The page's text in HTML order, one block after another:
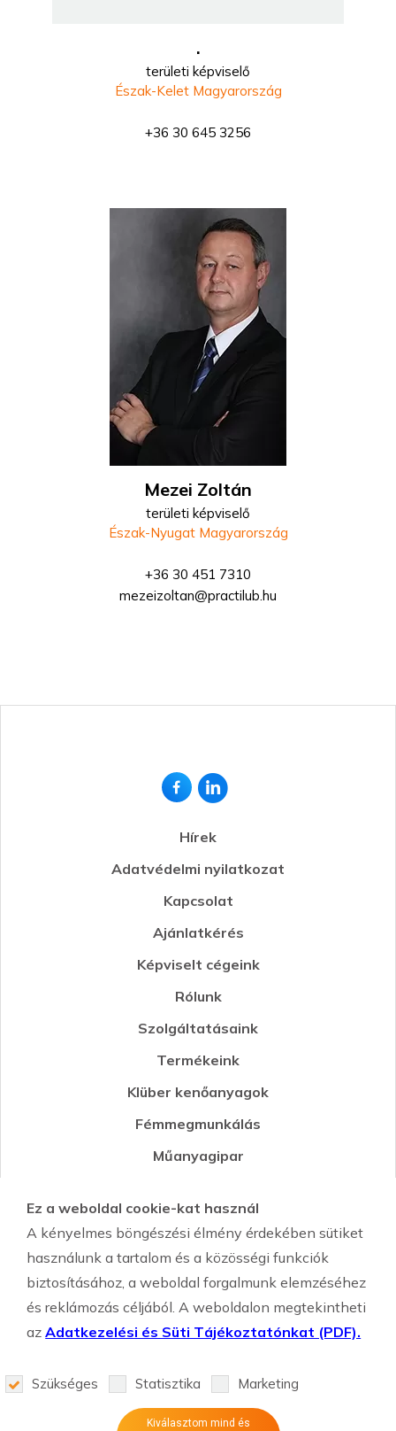
Ez a weboldal cookie-kat használ
A kényelmes böngészési élmény érdekében sütiket
használunk a tartalom és a közösségi funkciók
biztosításához, a weboldal forgalmunk elemzéséhez
és reklámozás céljából. A weboldalon megtekintheti
azAdatkezelési és Süti Tájékoztatónkat (PDF).
Szükséges Statisztika Marketing
Kiválasztom mind és
.
területi képviselő
Észak-Kelet Magyarország
+36 30 645 3256
Mezei Zoltán
területi képviselő
Észak-Nyugat Magyarország
+36 30 451 7310
mezeizoltan@practilub.hu
Hírek
Adatvédelmi nyilatkozat
Kapcsolat
Ajánlatkérés
Képviselt cégeink
Rólunk
Szolgáltatásaink
Termékeink
Klüber kenőanyagok
Fémmegmunkálás
Műanyagipar
Szemcseszórás-Shot Peening